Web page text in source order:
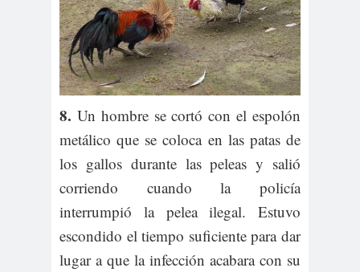
8. Un hombre se cortó con el espolón
metálico que se coloca en las patas de
los gallos durante las peleas y salió
corriendo cuando la policía
interrumpió la pelea ilegal. Estuvo
escondido el tiempo suficiente para dar
lugar a que la infección acabara con su